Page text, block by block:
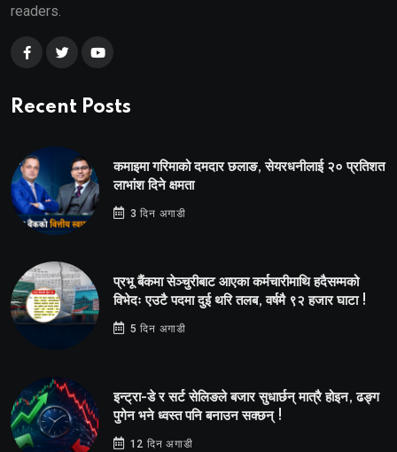
readers.
Recent Posts
कमाइमा गरिमाको दमदार छलाङ, सेयरधनीलाई २० प्रतिशत
लाभांश दिने क्षमता
3 दिन अगाडी
प्रभू बैंकमा सेञ्चुरीबाट आएका कर्मचारीमाथि हदैसम्मको
विभेदः एउटै पदमा दुई थरि तलब, वर्षमै ९२ हजार घाटा !
5 दिन अगाडी
इन्ट्रा-डे र सर्ट सेलिङले बजार सुधार्छन् मात्रै होइन, ढङ्ग
पुगेन भने ध्वस्त पनि बनाउन सक्छन् !
12 दिन अगाडी